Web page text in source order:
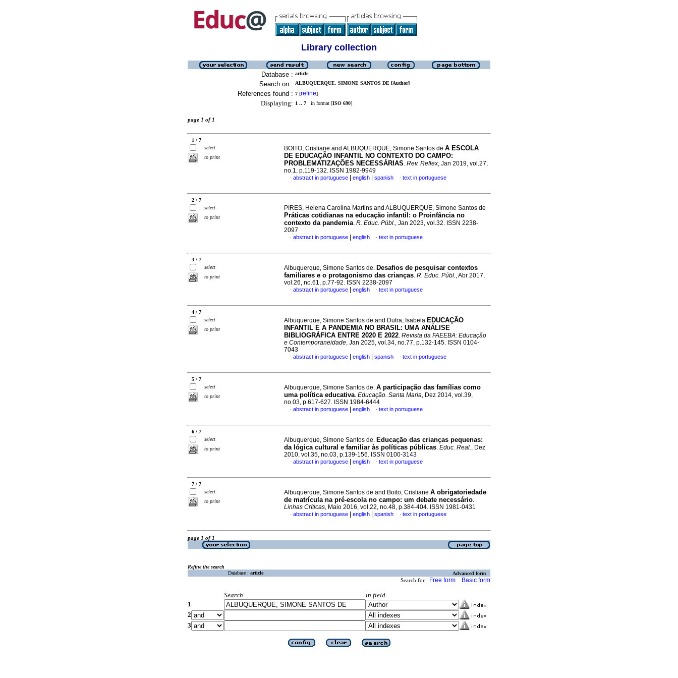
Library collection
Database : article
Search on : ALBUQUERQUE, SIMONE SANTOS DE [Author]
References found : 7 [refine]
Displaying: 1 .. 7 in format [ISO 690]
page 1 of 1
1 / 7
select
to print
BOITO, Crisliane and ALBUQUERQUE, Simone Santos de A ESCOLA
DE EDUCAÇÃO INFANTIL NO CONTEXTO DO CAMPO:
PROBLEMATIZAÇÕES NECESSÁRIAS. Rev. Reflex, Jan 2019, vol.27,
no.1, p.119-132. ISSN 1982-9949
· abstract in portuguese english spanish · text in portuguese
2 / 7
select
to print
PIRES, Helena Carolina Martins and ALBUQUERQUE, Simone Santos de
Práticas cotidianas na educação infantil: o Proinfância no
contexto da pandemia. R. Educ. Públ., Jan 2023, vol.32. ISSN 2238-
2097
· abstract in portuguese english · text in portuguese
3 / 7
select
to print
Albuquerque, Simone Santos de. Desafios de pesquisar contextos
familiares e o protagonismo das crianças. R. Educ. Públ., Abr 2017,
vol.26, no.61, p.77-92. ISSN 2238-2097
· abstract in portuguese english · text in portuguese
4 / 7
select
to print
Albuquerque, Simone Santos de and Dutra, Isabela EDUCAÇÃO
INFANTIL E A PANDEMIA NO BRASIL: UMA ANÁLISE
BIBLIOGRÁFICA ENTRE 2020 E 2022. Revista da FAEEBA: Educação
e Contemporaneidade, Jan 2025, vol.34, no.77, p.132-145. ISSN 0104-
7043
· abstract in portuguese english spanish · text in portuguese
5 / 7
select
to print
Albuquerque, Simone Santos de. A participação das famílias como
uma política educativa. Educação. Santa Maria, Dez 2014, vol.39,
no.03, p.617-627. ISSN 1984-6444
· abstract in portuguese english · text in portuguese
6 / 7
select
to print
Albuquerque, Simone Santos de. Educação das crianças pequenas:
da lógica cultural e familiar às políticas públicas. Educ. Real., Dez
2010, vol.35, no.03, p.139-156. ISSN 0100-3143
· abstract in portuguese english · text in portuguese
7 / 7
select
to print
Albuquerque, Simone Santos de and Boito, Crisliane A obrigatoriedade
de matrícula na pré-escola no campo: um debate necessário.
Linhas Críticas, Maio 2016, vol.22, no.48, p.384-404. ISSN 1981-0431
· abstract in portuguese english spanish · text in portuguese
page 1 of 1
Refine the search
Database : article Advanced form
Search for : Free form Basic form
Search
in field
1
2
3